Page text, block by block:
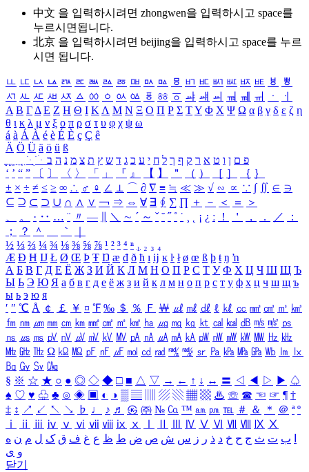
中文 을 입력하시려면 zhongwen을 입력하시고 space를
누르시면됩니다.
北京 을 입력하시려면 beijing을 입력하시고 space를 누르
시면 됩니다.
ㅥ ㅦ ㅧ ㅨ ㅩ ㅪ ㅫ ㅬ ㅭ ㅮ ㅯ ㅰ ㅱ ㅲ ㅳ ㅴ ㅵ ㅶ ㅷ ㅸ
ㅹ
ㅺ ㅻ ㅼ ㅽ ㅾ ㅿ ㆀ ㆁ ㆂ ㆃ ㆄ ㆅ ㆆ ㆇ ㆈ ㆉ ㆊ ㆋ ㆌ ㆍ
ㆎ
Α Β ΓΔ Ε Ζ Η Θ Ι ΚΛ Μ Ν Ξ Ο Π Ρ Σ ΤΥ Φ Χ Ψ Ω α β γ δ ε ζ η
θ ι κ λ μ ν ξ ο π ρ σ τ υ φ χ ψ ω
á à Á À é è É È ç Ç ê
Ä Ö Ü ä ö ü ß
ִֶֹ ֻּ ׁׂ פ ם ן ו ט א ר ק ף ך ל ח י ע כ ג ד ש ץ ת צ מ נ ה ב
‘ ’ “ ” 〔 〕 〈 〉 「 」 『 』 【 】 ＂ （ ） ［ ］ ｛ ｝
± × ÷ ≠ ≤ ≥ ∞ ∴ ♂ ♀ ∠ ⊥ ⌒ ∂ ∇ ≡ ≒ ≪ ≫ √ ∽ ∝ ∵ ∫ ∬ ∈ ∋
⊆ ⊇ ⊂ ⊃ ∪ ∩ ∧ ∨ ￢ ⇒ ⇔ ∀ ∃ ∮ ∑ ∏ ＋ － ＜ ＝
＞
、
。 · ‥ … ¨ 〃 ― ＼ ∼ ´ ～ ˇ ˘ ˝ ˚ ˙ ¸ ¡ ¿ ː ！ ＇ ， ． ／
：
；
？ ＾ ｀
½ ⅓ ⅔ ¼ ¾ ⅛ ⅜ ⅝ ⅞ ¹ ² ³ ⁴ ⁿ ₁ ₂ ₃ ₄
Æ Ð Ħ Ĳ Ł Ø Œ Þ Ŧ Ŋ æ đ ð ħ ı ĳ ĸ ŀ ł ø œ ß þ ŧ ŋ ŉ
А Б В Г Д Е Ё Ж З И Й К Л М Н О П Р С Т У Ф Х Ц Ч Ш Щ Ъ
Ы Ь Э Ю Я а б в г д е ё ж з и й к л м н о п р с т у ф х ц ч ш щ ъ
ы ь э ю я
′ ″ ℃ Å ￠ ￡ ￥ ¤ ℉ ‰ ＄ ％ Ｆ ￦ ㎕ ㎖ ㎗ ℓ ㎘ ㏄ ㎣ ㎤ ㎥ ㎦
㎙ ㎚ ㎛ ㎜ ㎝ ㎞ ㎟ ㎠ ㎡ ㎢ ㏊ ㎍ ㎎ ㎏ ㏏ ㎈ ㎉ ㏈ ㎧ ㎨ ㎰
㎱ ㎲ ㎳ ㎴ ㎵ ㎶ ㎷ ㎸ ㎹ ㎀ ㎁ ㎂ ㎃ ㎄ ㎺ ㎻ ㎽ ㎾ ㎿ ㎐ ㎑
㎒ ㎓ ㎔ Ω ㏀ ㏁ ㎊ ㎋ ㎌ ㏖ ㏅ ㎭ ㎮ ㎯ ㏛ ㎩ ㎪ ㎫ ㎬ ㏝ ㏐
㏓
㏃ ㏉ ㏜ ㏆
§ ※ ☆ ★ ○ ● ◎ ◇ ◆ □ ■ △ ▽ → ← ↑ ↓ ↔ 〓 ◁ ◀ ▷ ▶ ♤
♠ ♡ ♥ ♧ ♣ ⊙ ◈ ▣ ◐ ◑ ▒ ▤ ▨ ▧ ▦ ▩ ♨ ☏ ☎ ☜ ☞ ¶ †
‡ ↕ ↗ ↙ ↖ ↘ ♭ ♩ ♪ ♬ ㉿ ㈜ № ㏇ ™ ㏂ ㏘ ℡ ＃ ＆ ＊ ＠ ª º
ⅰ
ⅱ ⅲ ⅳ ⅴ ⅵ ⅶ ⅷ ⅸ ⅹ Ⅳ Ⅴ Ⅵ Ⅶ Ⅷ Ⅸ Ⅹ
ب ت ث ج ح خ د ذ ر ز س ش ص ض ط ظ ع غ ف ق ک ل م ن ه
و ی
닫기